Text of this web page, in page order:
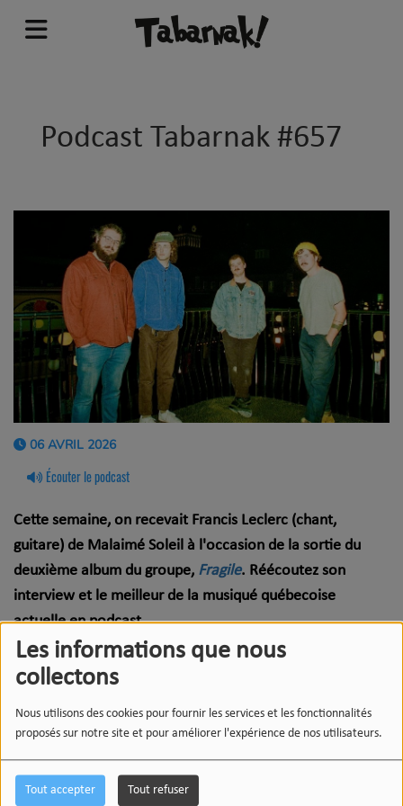
Les informations que nous
collectons
Nous utilisons des cookies pour fournir les services et les fonctionnalités
proposés sur notre site et pour améliorer l'expérience de nos utilisateurs.
Tout accepter Tout refuser
Podcast Tabarnak #657
06 AVRIL 2026
Écouter le podcast
Cette semaine, on recevait Francis Leclerc (chant,
guitare) de Malaimé Soleil à l'occasion de la sortie du
deuxième album du groupe, Fragile. Réécoutez son
interview et le meilleur de la musiqué québecoise
actuelle en podcast.
Playlist :
Charlotte Cardin – The Way We Touch
Rosie Valland – Confession
Minou – Demi-tour
Angine de Poitrine – FABIENK